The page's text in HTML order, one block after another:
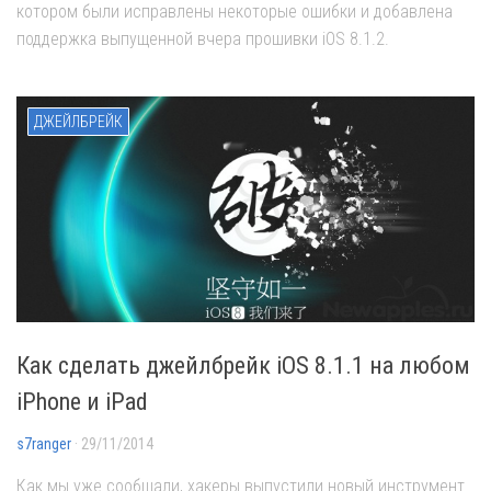
котором были исправлены некоторые ошибки и добавлена
поддержка выпущенной вчера прошивки iOS 8.1.2.
ДЖЕЙЛБРЕЙК
Как сделать джейлбрейк iOS 8.1.1 на любом
iPhone и iPad
s7ranger · 29/11/2014
Как мы уже сообщали, хакеры выпустили новый инструмент